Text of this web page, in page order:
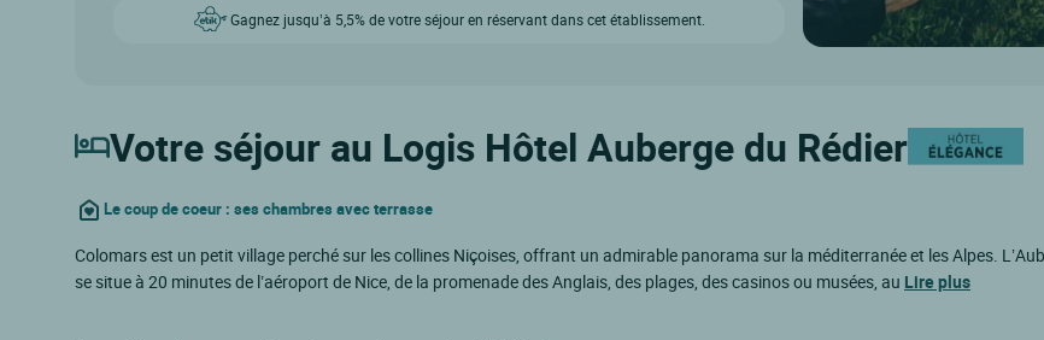
Gagnez jusqu’à 5,5% de votre séjour en réservant dans cet établissement.
Votre séjour au Logis Hôtel Auberge du Rédier
Le coup de coeur : ses chambres avec terrasse
Colomars est un petit village perché sur les collines Niçoises, offrant un admirable panorama sur la méditerranée et les Alpes.
se situe à 20 minutes de l’aéroport de Nice, de la promenade des Anglais, des plages, des casinos ou musées, au Lire plus